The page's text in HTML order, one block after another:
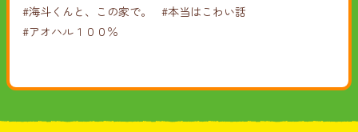
#海斗くんと、この家で。
#本当はこわい話
#アオハル１００％